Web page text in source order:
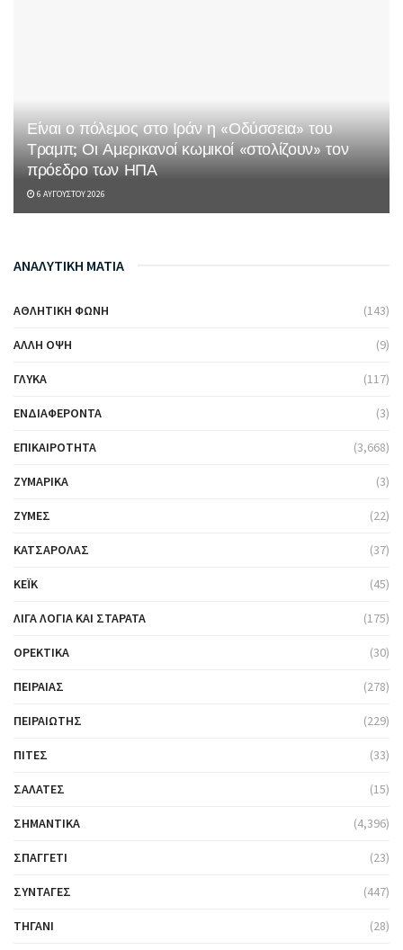
Είναι ο πόλεμος στο Ιράν η «Οδύσσεια» του
Τραμπ; Οι Αμερικανοί κωμικοί «στολίζουν» τον
πρόεδρο των ΗΠΑ
6 ΑΥΓΟΎΣΤΟΥ 2026
ΑΝΑΛΥΤΙΚΗ ΜΑΤΙΑ
ΑΘΛΗΤΙΚΉ ΦΩΝΉ (143)
ΆΛΛΗ ΌΨΗ (9)
ΓΛΥΚΆ (117)
ΕΝΔΙΑΦΈΡΟΝΤΑ (3)
ΕΠΙΚΑΙΡΌΤΗΤΑ (3,668)
ΖΥΜΑΡΙΚΆ (3)
ΖΎΜΕΣ (22)
ΚΑΤΣΑΡΌΛΑΣ (37)
ΚΈΙΚ (45)
ΛΊΓΑ ΛΌΓΙΑ ΚΑΙ ΣΤΑΡΆΤΑ (175)
ΟΡΕΚΤΙΚΆ (30)
ΠΕΙΡΑΙΆΣ (278)
ΠΕΙΡΑΙΏΤΗΣ (229)
ΠΊΤΕΣ (33)
ΣΑΛΆΤΕΣ (15)
ΣΗΜΑΝΤΙΚΆ (4,396)
ΣΠΑΓΓΈΤΙ (23)
ΣΥΝΤΑΓΈΣ (447)
ΤΗΓΆΝΙ (28)